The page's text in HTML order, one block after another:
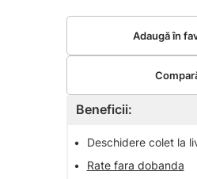
Beneficii:
•
Deschidere colet la
•
Rate fara dobanda
Adaugă în